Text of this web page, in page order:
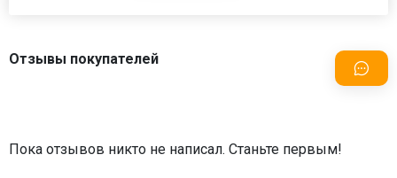
Отзывы покупателей
Пока отзывов никто не написал. Станьте первым!